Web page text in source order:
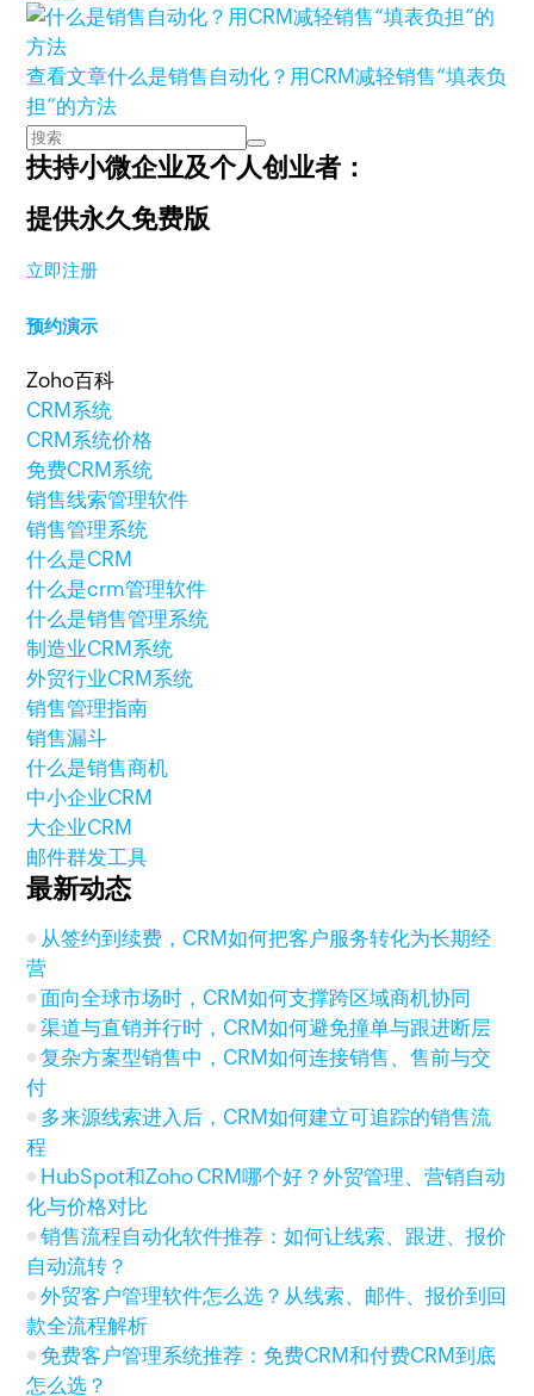
查看文章什么是销售自动化？用CRM减轻销售“填表负
担”的方法
扶持小微企业及个人创业者：
提供永久免费版
立即注册
预约演示
Zoho百科
CRM系统
CRM系统价格
免费CRM系统
销售线索管理软件
销售管理系统
什么是CRM
什么是crm管理软件
什么是销售管理系统
制造业CRM系统
外贸行业CRM系统
销售管理指南
销售漏斗
什么是销售商机
中小企业CRM
大企业CRM
邮件群发工具
最新动态
从签约到续费，CRM如何把客户服务转化为长期经
营
面向全球市场时，CRM如何支撑跨区域商机协同
渠道与直销并行时，CRM如何避免撞单与跟进断层
复杂方案型销售中，CRM如何连接销售、售前与交
付
多来源线索进入后，CRM如何建立可追踪的销售流
程
HubSpot和Zoho CRM哪个好？外贸管理、营销自动
化与价格对比
销售流程自动化软件推荐：如何让线索、跟进、报价
自动流转？
外贸客户管理软件怎么选？从线索、邮件、报价到回
款全流程解析
免费客户管理系统推荐：免费CRM和付费CRM到底
怎么选？